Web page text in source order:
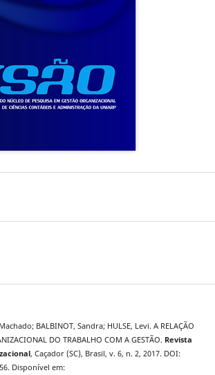
BALBINOT, Sandra; HULSE, Levi. A RELAÇÃO
DO TRABALHO COM A GESTÃO. Revista
, Caçador (SC), Brasil, v. 6, n. 2, 2017. DOI:
Disponível em: